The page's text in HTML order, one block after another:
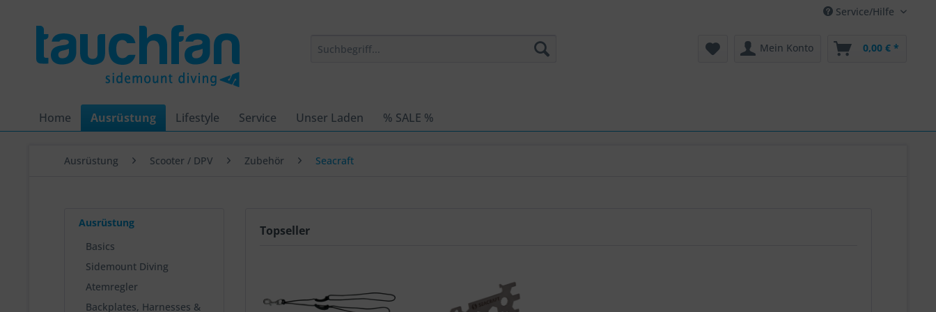
Service/Hilfe
Mein Konto 0,00 € *
Home Ausrüstung Lifestyle Service Unser Laden % SALE %
Ausrüstung Scooter / DPV Zubehör Seacraft
Ausrüstung
Basics
Sidemount Diving
Atemregler
Backplates, Harnesses &
Topseller